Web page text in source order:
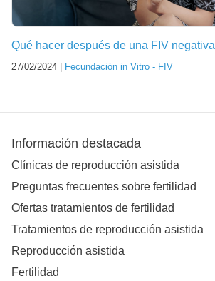
Qué hacer después de una FIV negativa
27/02/2024 | Fecundación in Vitro - FIV
Información destacada
Clínicas de reproducción asistida
Preguntas frecuentes sobre fertilidad
Ofertas tratamientos de fertilidad
Tratamientos de reproducción asistida
Reproducción asistida
Fertilidad